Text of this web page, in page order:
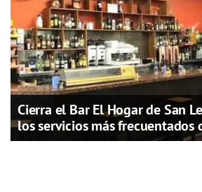
Cierra el Bar El Hogar de San
los servicios más frecuentados